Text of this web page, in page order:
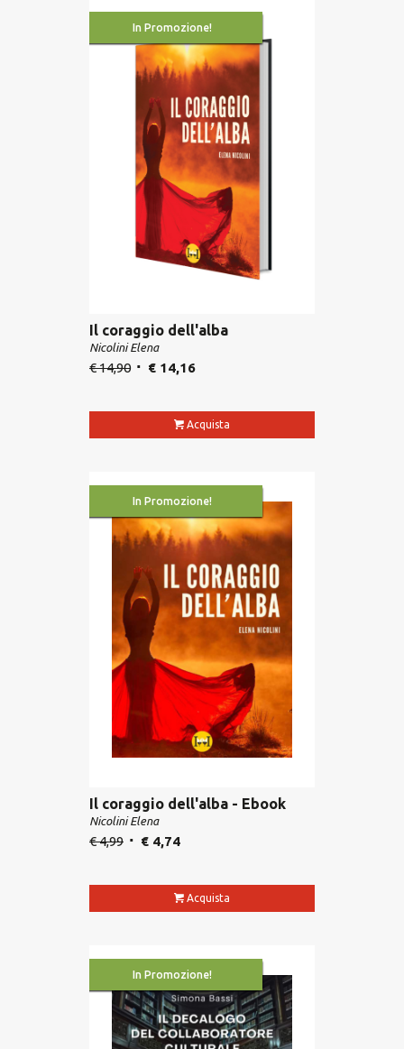
In Promozione!
Il coraggio dell'alba
Nicolini Elena
€14,90 €14,16
Acquista
In Promozione!
Il coraggio dell'alba - Ebook
Nicolini Elena
€4,99 €4,74
Acquista
In Promozione!